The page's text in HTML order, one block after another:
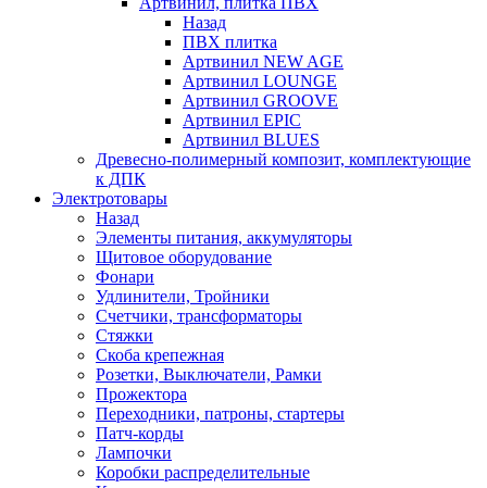
Назад
ПВХ плитка
Артвинил NEW AGE
Артвинил LOUNGE
Артвинил GROOVE
Артвинил EPIC
Артвинил BLUES
Древесно-полимерный композит, комплектующие
к ДПК
Электротовары
Назад
Элементы питания, аккумуляторы
Щитовое оборудование
Фонари
Удлинители, Тройники
Счетчики, трансформаторы
Стяжки
Скоба крепежная
Розетки, Выключатели, Рамки
Прожектора
Переходники, патроны, стартеры
Патч-корды
Лампочки
Коробки распределительные